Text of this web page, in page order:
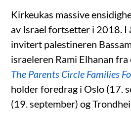
Kirkeukas massive
av Israel fortsetter i 2018. I
invitert palestineren
israeleren Rami Elhanan
The Parents Circle Families
holder foredrag i Oslo (17.
(19. september) og